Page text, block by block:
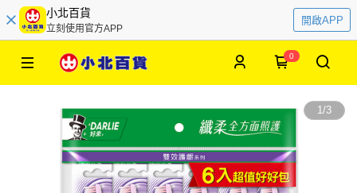
小北百貨
立刻使用官方APP
開啟APP
0
1/3